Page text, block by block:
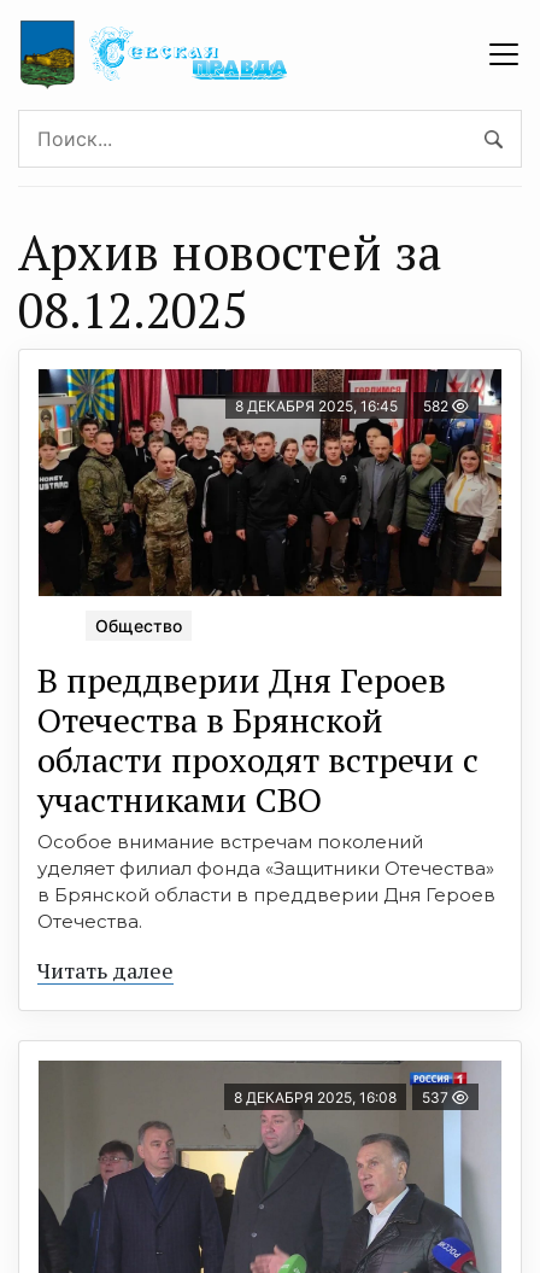
Архив новостей за
08.12.2025
8 ДЕКАБРЯ 2025, 16:45 582
Общество
В преддверии Дня Героев
Отечества в Брянской
области проходят встречи с
участниками СВО
Особое внимание встречам поколений
уделяет филиал фонда «Защитники Отечества»
в Брянской области в преддверии Дня Героев
Отечества.
Читать далее
8 ДЕКАБРЯ 2025, 16:08 537